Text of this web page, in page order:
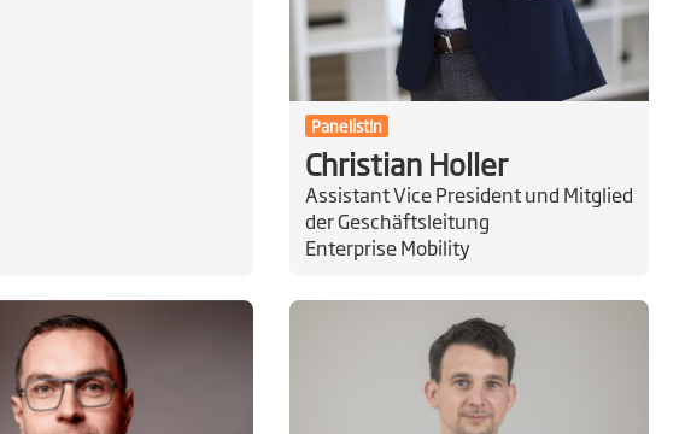
PanelistIn
Christian Holler
Assistant Vice President und Mitglied
der Geschäftsleitung
Enterprise Mobility